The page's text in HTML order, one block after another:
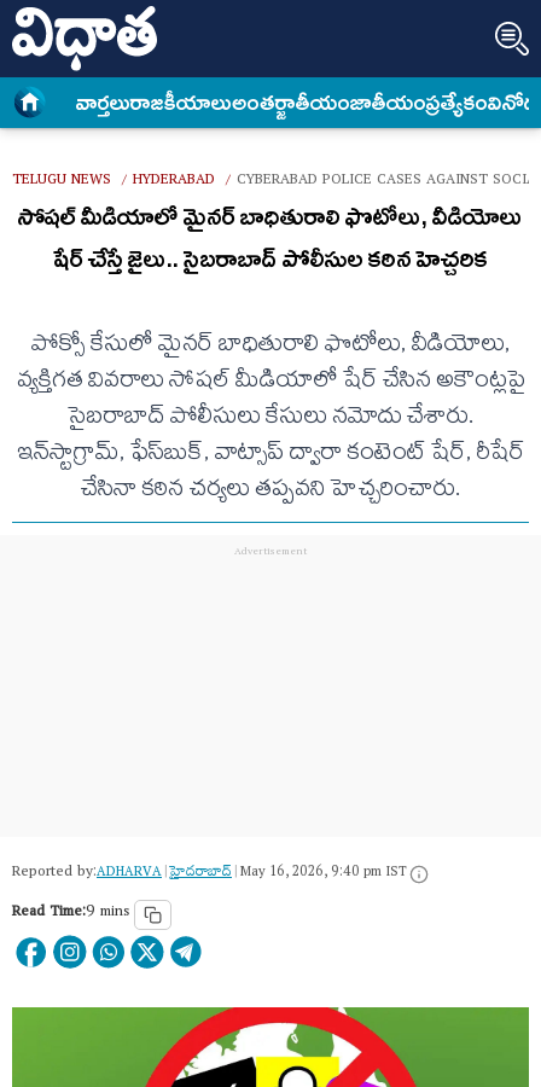
వార్త‌లురాజకీయాలుఅంత‌ర్జాతీయంజాతీయంప్రత్యేకం
TELUGU NEWS / HYDERABAD / CYBERABAD POLICE CASES AGAINST
సోషల్ మీడియాలో మైనర్ బాధితురాలి ఫొటోలు, వీడియోలు
షేర్ చేస్తే జైలు.. సైబరాబాద్ పోలీసుల కఠిన హెచ్చరిక
పోక్సో కేసులో మైనర్ బాధితురాలి ఫొటోలు, వీడియోలు,
వ్యక్తిగత వివరాలు సోషల్ మీడియాలో షేర్ చేసిన అకౌంట్లపై
సైబరాబాద్ పోలీసులు కేసులు నమోదు చేశారు.
ఇన్‌స్టాగ్రామ్, ఫేస్‌బుక్, వాట్సాప్ ద్వారా కంటెంట్ షేర్, రీషేర్​
చేసినా కఠిన చర్యలు తప్పవని హెచ్చరించారు.
Reported by:ADHARVA|హైదరాబాద్​|May 16, 2026, 9:40 pm IST
Read Time:9 mins